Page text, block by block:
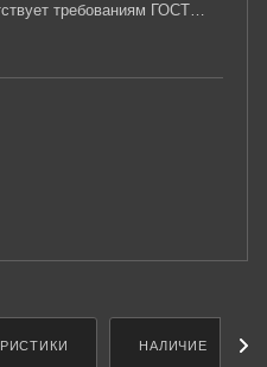
требованиям ГОСТ
- 4,734тн., количество -
НАЛИЧИЕ